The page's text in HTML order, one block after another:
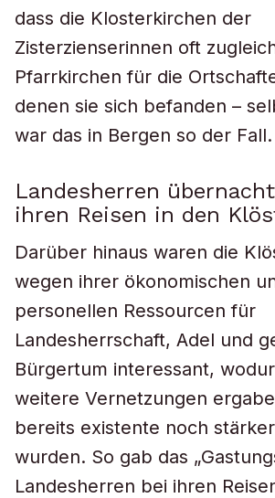
dass die Klosterkirchen der
Zisterzienserinnen oft
Pfarrkirchen für die
denen sie sich befanden –
war das in Bergen so der Fall.
Landesherren
ihren Reisen in den
Darüber hinaus waren die
wegen ihrer ökonomischen
personellen Ressourcen für
Landesherrschaft, Adel und
Bürgertum interessant,
weitere Vernetzungen
bereits existente noch
wurden. So gab das
Landesherren bei ihren